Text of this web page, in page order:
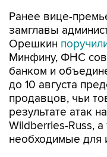
Ранее вице-
замглавы
Орешкин
Минфину, ФНС
банком и
до 10 августа
продавцов, чьи
результате атак
Wildberries-Russ,
необходимые для